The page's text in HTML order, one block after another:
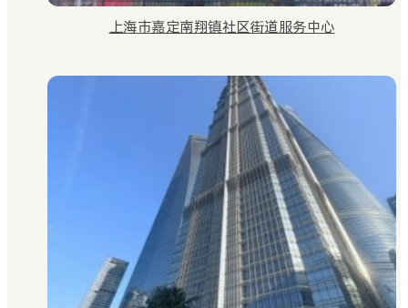
上海市嘉定南翔镇社区街道服务中心